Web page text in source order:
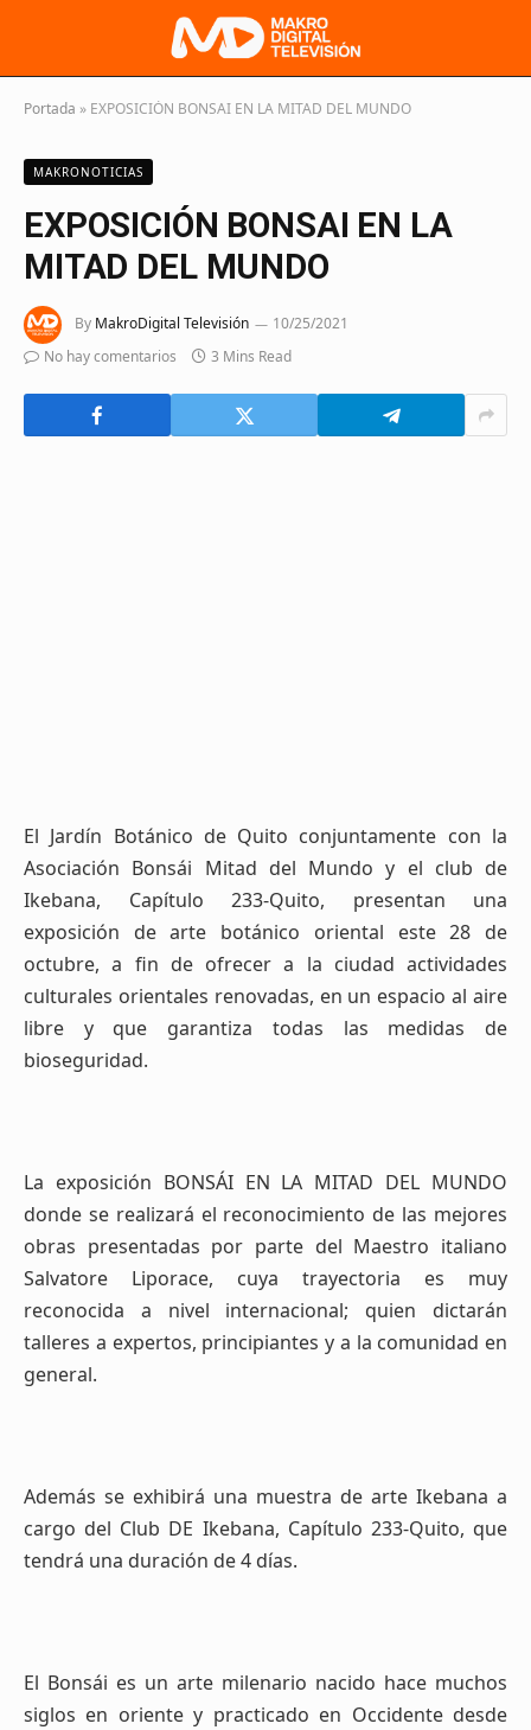
Portada » EXPOSICIÓN BONSAI EN LA MITAD DEL MUNDO
MAKRONOTICIAS
EXPOSICIÓN BONSAI EN LA
MITAD DEL MUNDO
By MakroDigital Televisión
10/25/2021
No hay comentarios
3 Mins Read
El Jardín Botánico de Quito conjuntamente con la
Asociación Bonsái Mitad del Mundo y el club de
Ikebana, Capítulo 233-Quito, presentan una
exposición de arte botánico oriental este 28 de
octubre, a fin de ofrecer a la ciudad actividades
culturales orientales renovadas, en un espacio al aire
libre y que garantiza todas las medidas de
bioseguridad.
La exposición BONSÁI EN LA MITAD DEL MUNDO
donde se realizará el reconocimiento de las mejores
obras presentadas por parte del Maestro italiano
Salvatore Liporace, cuya trayectoria es muy
reconocida a nivel internacional; quien dictarán
talleres a expertos, principiantes y a la comunidad en
general.
Además se exhibirá una muestra de arte Ikebana a
cargo del Club DE Ikebana, Capítulo 233-Quito, que
tendrá una duración de 4 días.
El Bonsái es un arte milenario nacido hace muchos
siglos en oriente y practicado en Occidente desde